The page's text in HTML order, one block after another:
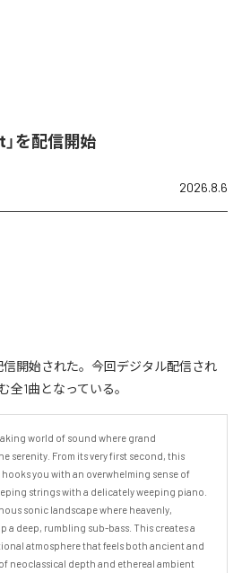
を配信開始
2026.8.6
信開始された。今回デジタル配信され
全1曲となっている。
world of sound where grand
serenity. From its very first second, this
you with an overwhelming sense of
strings with a delicately weeping piano.
sonic landscape where heavenly,
a deep, rumbling sub-bass. This creates a
atmosphere that feels both ancient and
neoclassical depth and ethereal ambient